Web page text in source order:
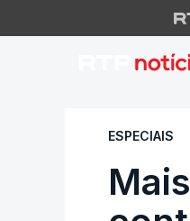
ESPECIAIS